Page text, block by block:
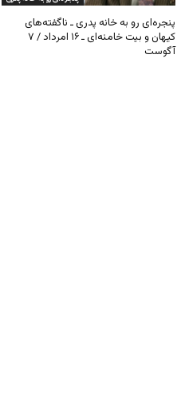
پنجره‌ای رو به خانه پدری ـ ناگفته‌های
کیهان و بیت خامنه‌ای ـ ۱۶ امرداد / ۷
آگوست